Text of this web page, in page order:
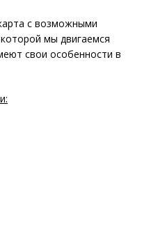
с возможными
мы двигаемся
свои особенности в